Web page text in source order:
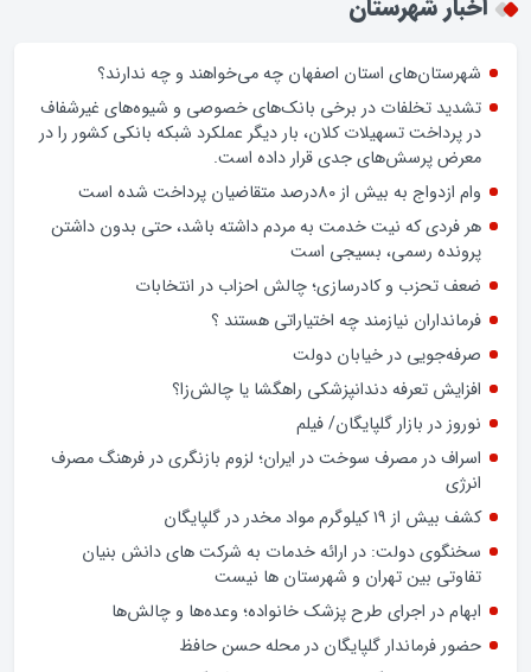
زن اگر خوب باشه یه زندگی حالش خوبه/روز زن مبارک
اخبار شهرستان
شهرستان‌های استان اصفهان چه می‌خواهند و چه ندارند؟
تشدید تخلفات در برخی بانک‌های خصوصی و شیوه‌های غیرشفاف
در پرداخت تسهیلات کلان، بار دیگر عملکرد شبکه بانکی کشور را در
معرض پرسش‌های جدی قرار داده است.
وام ازدواج به بیش از 80درصد متقاضیان پرداخت شده است
هر فردی که نیت خدمت به مردم داشته باشد، حتی بدون داشتن
پرونده رسمی، بسیجی است
ضعف تحزب و کادرسازی؛ چالش احزاب در انتخابات
فرمانداران نیازمند چه اختیاراتی هستند ؟
صرفه‌جویی در خیابان دولت
افزایش تعرفه دندانپزشکی راهگشا یا چالش‌زا؟
نوروز در بازار گلپایگان/ فیلم
اسراف در مصرف سوخت در ایران؛ لزوم بازنگری در فرهنگ مصرف
انرژی
کشف بیش از ۱۹ کیلوگرم مواد مخدر در گلپایگان
سخنگوی دولت: در ارائه خدمات به شرکت های دانش بنیان